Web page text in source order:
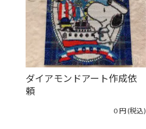
ダイアモンドアート作成依
頼
0円(税込)